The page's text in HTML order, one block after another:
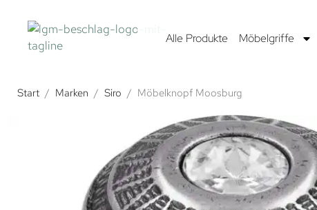
Alle Produkte Möbelgriffe
Start / Marken / Siro / Möbelknopf Moosburg